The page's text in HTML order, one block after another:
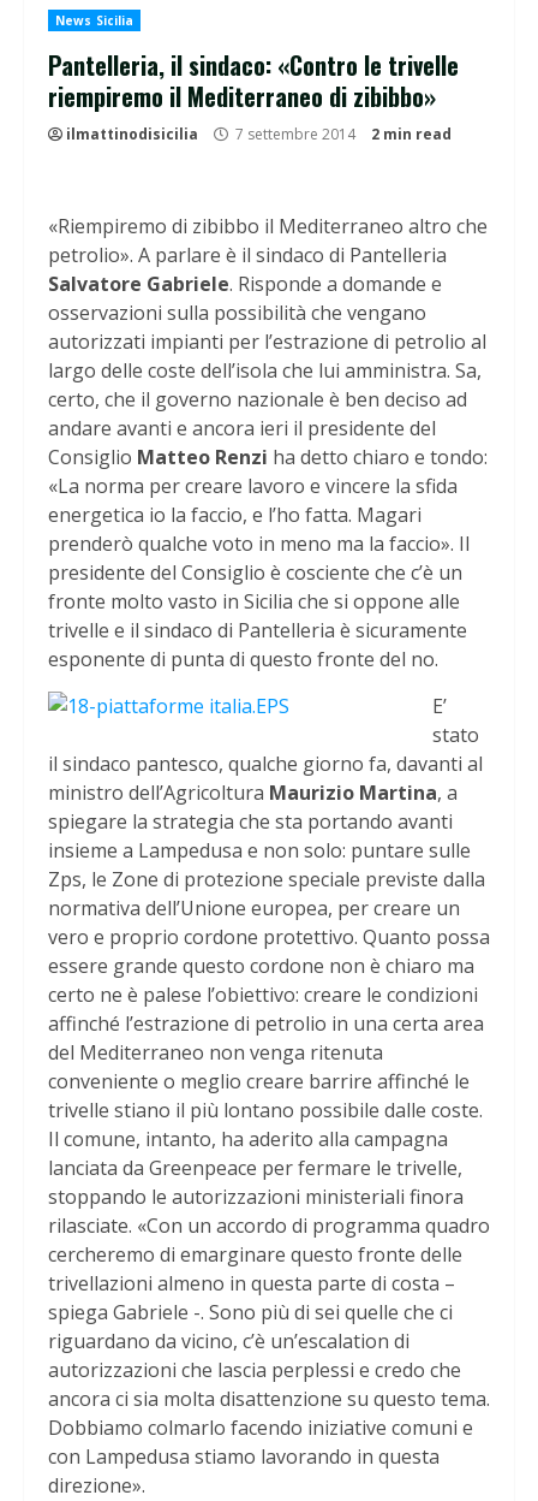
News Sicilia
Pantelleria, il sindaco: «Contro le trivelle
riempiremo il Mediterraneo di zibibbo»
ilmattinodisicilia 7 settembre 2014 2 min read
«Riempiremo di zibibbo il Mediterraneo altro che
petrolio». A parlare è il sindaco di Pantelleria
Salvatore Gabriele. Risponde a domande e
osservazioni sulla possibilità che vengano
autorizzati impianti per l’estrazione di petrolio al
largo delle coste dell’isola che lui amministra. Sa,
certo, che il governo nazionale è ben deciso ad
andare avanti e ancora ieri il presidente del
Consiglio Matteo Renzi ha detto chiaro e tondo:
«La norma per creare lavoro e vincere la sfida
energetica io la faccio, e l’ho fatta. Magari
prenderò qualche voto in meno ma la faccio». Il
presidente del Consiglio è cosciente che c’è un
fronte molto vasto in Sicilia che si oppone alle
trivelle e il sindaco di Pantelleria è sicuramente
esponente di punta di questo fronte del no.
E’
stato
il sindaco pantesco, qualche giorno fa, davanti al
ministro dell’Agricoltura Maurizio Martina, a
spiegare la strategia che sta portando avanti
insieme a Lampedusa e non solo: puntare sulle
Zps, le Zone di protezione speciale previste dalla
normativa dell’Unione europea, per creare un
vero e proprio cordone protettivo. Quanto possa
essere grande questo cordone non è chiaro ma
certo ne è palese l’obiettivo: creare le condizioni
affinché l’estrazione di petrolio in una certa area
del Mediterraneo non venga ritenuta
conveniente o meglio creare barrire affinché le
trivelle stiano il più lontano possibile dalle coste.
Il comune, intanto, ha aderito alla campagna
lanciata da Greenpeace per fermare le trivelle,
stoppando le autorizzazioni ministeriali finora
rilasciate. «Con un accordo di programma quadro
cercheremo di emarginare questo fronte delle
trivellazioni almeno in questa parte di costa –
spiega Gabriele -. Sono più di sei quelle che ci
riguardano da vicino, c’è un’escalation di
autorizzazioni che lascia perplessi e credo che
ancora ci sia molta disattenzione su questo tema.
Dobbiamo colmarlo facendo iniziative comuni e
con Lampedusa stiamo lavorando in questa
direzione».